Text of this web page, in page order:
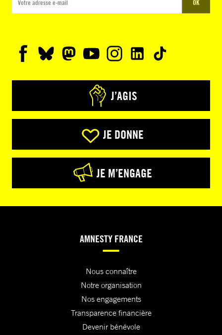
OK
J’AGIS
JE DONNE
JE M’ENGAGE
AMNESTY FRANCE
Nous connaître
Notre organisation
Nos engagements
Transparence financière
Devenir bénévole